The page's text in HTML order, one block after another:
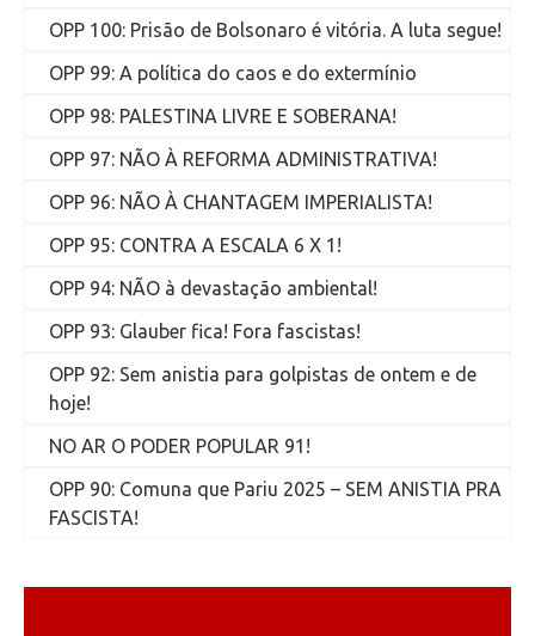
OPP 100: Prisão de Bolsonaro é vitória. A luta segue!
OPP 99: A política do caos e do extermínio
OPP 98: PALESTINA LIVRE E SOBERANA!
OPP 97: NÃO À REFORMA ADMINISTRATIVA!
OPP 96: NÃO À CHANTAGEM IMPERIALISTA!
OPP 95: CONTRA A ESCALA 6 X 1!
OPP 94: NÃO à devastação ambiental!
OPP 93: Glauber fica! Fora fascistas!
OPP 92: Sem anistia para golpistas de ontem e de
hoje!
NO AR O PODER POPULAR 91!
OPP 90: Comuna que Pariu 2025 – SEM ANISTIA PRA
FASCISTA!